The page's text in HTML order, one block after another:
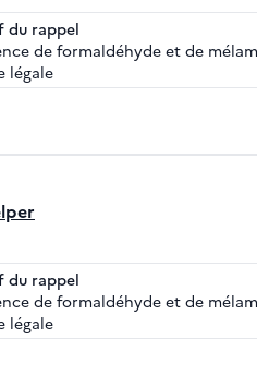
du rappel
de formaldéhyde et de
légale
du rappel
de formaldéhyde et de
légale